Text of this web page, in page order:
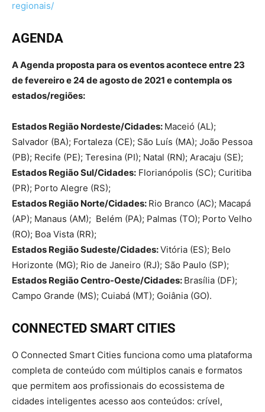
regionais/
AGENDA
A Agenda proposta para os eventos acontece entre 23
de fevereiro e 24 de agosto de 2021 e contempla os
estados/regiões:
Estados Região Nordeste/Cidades: Maceió (AL);
Salvador (BA); Fortaleza (CE); São Luís (MA); João Pessoa
(PB); Recife (PE); Teresina (PI); Natal (RN); Aracaju (SE);
Estados Região Sul/Cidades: Florianópolis (SC); Curitiba
(PR); Porto Alegre (RS);
Estados Região Norte/Cidades: Rio Branco (AC); Macapá
(AP); Manaus (AM); Belém (PA); Palmas (TO); Porto Velho
(RO); Boa Vista (RR);
Estados Região Sudeste/Cidades:Vitória (ES); Belo
Horizonte (MG); Rio de Janeiro (RJ); São Paulo (SP);
Estados Região Centro-Oeste/Cidades: Brasília (DF);
Campo Grande (MS); Cuiabá (MT); Goiânia (GO).
CONNECTED SMART CITIES
O Connected Smart Cities funciona como uma plataforma
completa de conteúdo com múltiplos canais e formatos
que permitem aos profissionais do ecossistema de
cidades inteligentes acesso aos conteúdos: crível,